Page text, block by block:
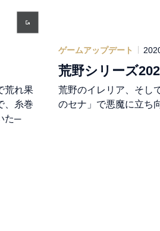
荒れ果
、糸巻
た─
ゲームアップデート
荒野シリーズ
荒野のイレリア、そし
のセナ」で悪魔に立ち